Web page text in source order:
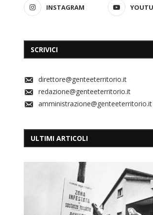
INSTAGRAM
SCRIVICI
direttore@genteeterritorio.it
redazione@genteeterritorio.it
amministrazione@genteeterritorio.it
ULTIMI ARTICOLI